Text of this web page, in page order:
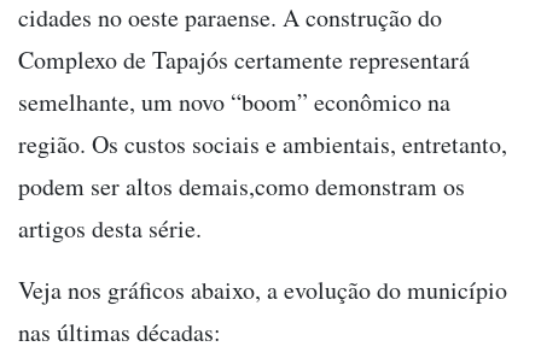
cidades no oeste paraense. A construção do
Complexo de Tapajós certamente representará
semelhante, um novo “boom” econômico na
região. Os custos sociais e ambientais, entretanto,
podem ser altos demais,como demonstram os
artigos desta série.
Veja nos gráficos abaixo, a evolução do município
nas últimas décadas: